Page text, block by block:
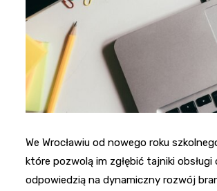
We Wrocławiu od nowego roku
które pozwolą im zgłębić tajniki
odpowiedzią na dynamiczny rozwój